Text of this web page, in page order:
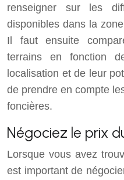
renseigner sur les
disponibles dans la
Il faut ensuite
terrains en fonction
localisation et de leur
de prendre en compte
foncières.
Négociez le prix
Lorsque vous avez
est important de